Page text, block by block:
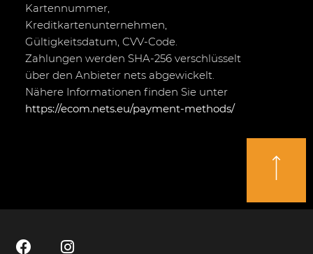
Kartennummer,
Kreditkartenunternehmen,
Gültigkeitsdatum, CVV-Code.
Zahlungen werden SHA-256 verschlüsselt
über den Anbieter nets abgewickelt.
Nähere Informationen finden Sie unter
https://ecom.nets.eu/payment-methods/